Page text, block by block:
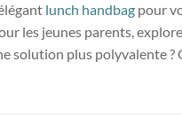
lunch handbag pour
les jeunes parents,
solution plus polyvalente ?